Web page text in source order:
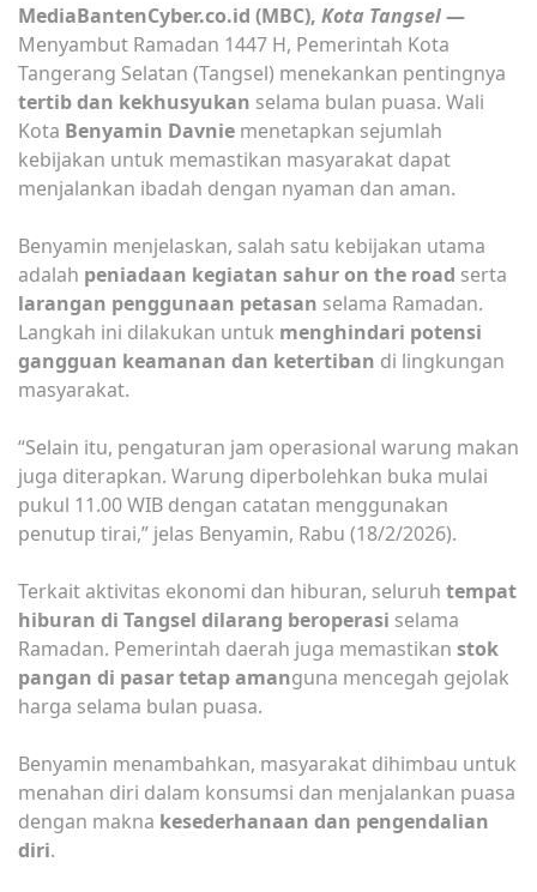
MediaBantenCyber.co.id (MBC), Kota Tangsel—
Menyambut Ramadan 1447 H, Pemerintah Kota
Tangerang Selatan (Tangsel) menekankan pentingnya
tertib dan kekhusyukan selama bulan puasa. Wali
Kota Benyamin Davnie menetapkan sejumlah
kebijakan untuk memastikan masyarakat dapat
menjalankan ibadah dengan nyaman dan aman.
Benyamin menjelaskan, salah satu kebijakan utama
adalah peniadaan kegiatan sahur on the road serta
larangan penggunaan petasan selama Ramadan.
Langkah ini dilakukan untuk menghindari potensi
gangguan keamanan dan ketertiban di lingkungan
masyarakat.
“Selain itu, pengaturan jam operasional warung makan
juga diterapkan. Warung diperbolehkan buka mulai
pukul 11.00 WIB dengan catatan menggunakan
penutup tirai,” jelas Benyamin, Rabu (18/2/2026).
Terkait aktivitas ekonomi dan hiburan, seluruh tempat
hiburan di Tangsel dilarang beroperasi selama
Ramadan. Pemerintah daerah juga memastikan stok
pangan di pasar tetap amanguna mencegah gejolak
harga selama bulan puasa.
Benyamin menambahkan, masyarakat dihimbau untuk
menahan diri dalam konsumsi dan menjalankan puasa
dengan makna kesederhanaan dan pengendalian
diri.